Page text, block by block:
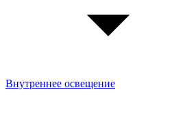
Внутреннее освещение